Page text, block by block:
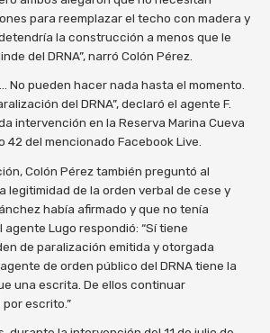
para reemplazar el techo con madera y
la construcción a menos que le
del DRNA”, narró Colón Pérez.
No pueden hacer nada hasta el momento.
del DRNA”, declaró el agente F.
intervención en la Reserva Marina Cueva
42 del mencionado Facebook Live.
Colón Pérez también preguntó al
legitimidad de la orden verbal de cese y
había afirmado y que no tenía
agente Lugo respondió: “Sí tiene
de paralización emitida y otorgada
de orden público del DRNA tiene la
una escrita. De ellos continuar
escrito.”